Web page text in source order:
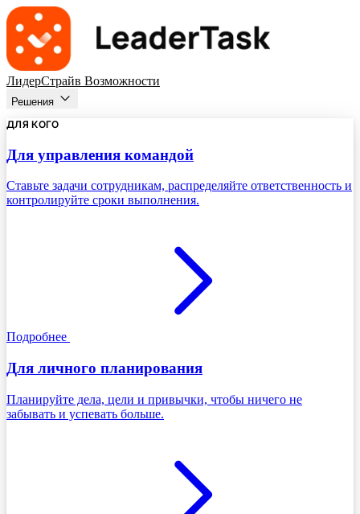
ЛидерСтрайв Возможности
Решения
ДЛЯ КОГО
Для управления командой
Ставьте задачи сотрудникам, распределяйте ответственность и
контролируйте сроки выполнения.
Подробнее
Для личного планирования
Планируйте дела, цели и привычки, чтобы ничего не
забывать и успевать больше.